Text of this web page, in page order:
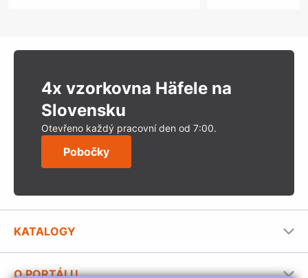
4x vzorkovna Häfele na
Slovensku
Otevřeno každý pracovní den od 7:00.
Pobočky
KATALOGY
O PORTÁLU